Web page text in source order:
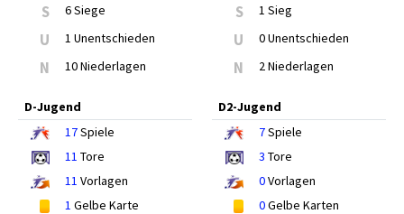
S 6 Siege
U 1 Unentschieden
N 10 Niederlagen
S 1 Sieg
U 0 Unentschieden
N 2 Niederlagen
D-Jugend
17Spiele
11 Tore
11 Vorlagen
1 Gelbe Karte
D2-Jugend
7Spiele
3 Tore
0Vorlagen
0Gelbe Karten